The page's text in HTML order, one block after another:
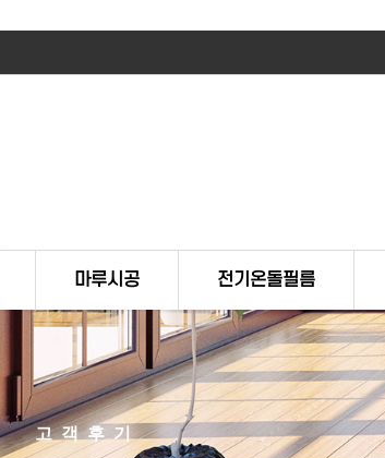
마루시공 전기온돌필름
고객후기